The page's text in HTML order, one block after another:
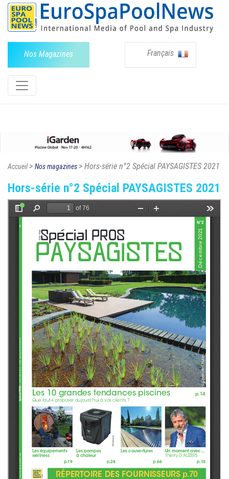
Nos Magazines Français
Accueil> Nos magazines> Hors-série n°2 Spécial PAYSAGISTES 2021
Hors-série n°2 Spécial PAYSAGISTES 2021